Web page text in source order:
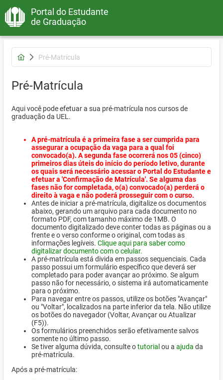
Portal do Estudante
de Graduação
Pré-Matrícula
Pré-Matrícula
Aqui você pode efetuar a sua pré-matrícula nos cursos de
graduação da UEL.
A pré-matrícula é a primeira fase a ser cumprida para
assegurar a ocupação da vaga para a qual foi
convocado(a). A segunda fase ocorrerá nos 05 (cinco)
primeiros dias úteis do início do período letivo, durante
os quais será necessário acessar o Portal do Estudante e
efetuar a 'Confirmação de Matrícula'. Se alguma das
fases não for completada, o(a) convocado(a) perderá o
direito à vaga e não poderá prosseguir com o curso.
Antes de iniciar a pré-matrícula, digitalize os documentos
abaixo, gerando um arquivo para cada documento no
formato PDF, com tamanho máximo de 1MB. O
documento digitalizado deve conter todas as páginas ou a
frente e o verso conforme o original, com todas as
informações legíveis. Clique aqui para saber como
digitalizar documento com o celular.
A pré-matrícula está divida em passos sequenciais. Cada
passo possui um formulário específico que deverá ser
completado para poder avançar ao próximo. Se algum
passo não for necessário, o sistema irá automaticamente
para o próximo.
Para navegar entre os passos, utilize os botões "Avançar"
ou "Voltar", localizados na parte inferior da tela. Não utilize
os botões do navegador (Voltar, Avançar ou Atualizar
(F5)).
Os formulários preenchidos serão efetivamente salvos
somente no último passo.
Se tiver alguma dúvida, consulte otutorial ou a ajuda da
pré-matrícula.
Após a pré-matrícula: